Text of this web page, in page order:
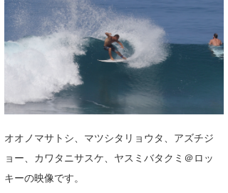
ニュース
サーフィンエリアガイド
会員メニュー
今月のプレゼント
オオノマサトシ、マツシタリョウタ、アズチジ
ョー、カワタニサスケ、ヤスミバタクミ＠ロッ
キーの映像です。
トラベル
ショップ情報
ショップ情報
湘南
伊豆
千葉南
お知らせ
ルール＆How to
VOTE!